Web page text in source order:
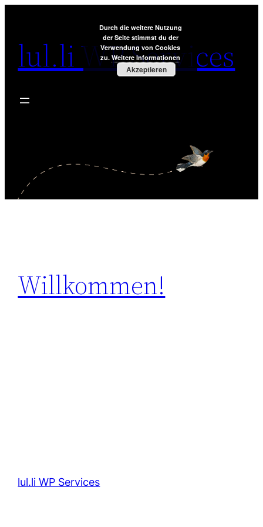
springen
lul.li WP Services
Willkommen!
lul.li WP Services
Durch die weitere Nutzung
der Seite stimmst du der
Verwendung von Cookies
zu. Weitere Informationen
Akzeptieren